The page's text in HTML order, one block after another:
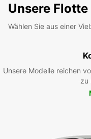
Unsere Flotte
Wählen Sie aus einer
Unsere Modelle reichen
zu